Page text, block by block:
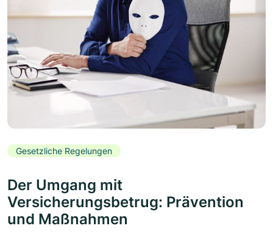
Gesetzliche Regelungen
Der Umgang mit
Versicherungsbetrug: Prävention
und Maßnahmen